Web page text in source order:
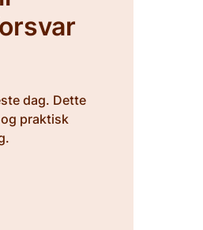
dag. Dette
praktisk